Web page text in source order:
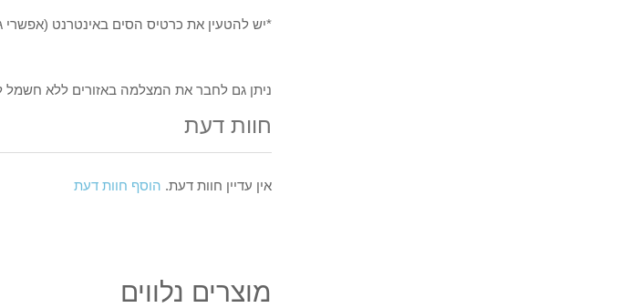
*יש להטעין את כרטיס הסים באינטרנט (אפשרי
ניתן גם לחבר את המצלמה באזורים ללא
חוות דעת
אין עדיין חוות דעת. הוסף חוות דעת
מוצרים נלווים